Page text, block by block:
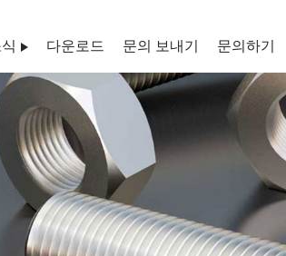
다운로드 문의 보내기 문의하기